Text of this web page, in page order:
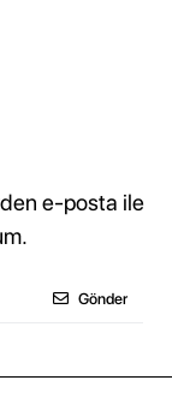
e-posta ile
Gönder